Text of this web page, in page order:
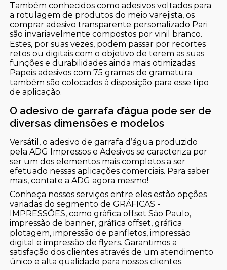
Também conhecidos como adesivos voltados para
a rotulagem de produtos do meio varejista, os
comprar adesivo transparente personalizado Pari
são invariavelmente compostos por vinil branco.
Estes, por suas vezes, podem passar por recortes
retos ou digitais com o objetivo de terem as suas
funções e durabilidades ainda mais otimizadas.
Papeis adesivos com 75 gramas de gramatura
também são colocados à disposição para esse tipo
de aplicação.
O adesivo de garrafa d’água pode ser de
diversas dimensões e modelos
Versátil, o adesivo de garrafa d’água produzido
pela ADG Impressos e Adesivos se caracteriza por
ser um dos elementos mais completos a ser
efetuado nessas aplicações comerciais. Para saber
mais, contate a ADG agora mesmo!
Conheça nossos serviços entre eles estão opções
variadas do segmento de GRÁFICAS -
IMPRESSÕES, como gráfica offset São Paulo,
impressão de banner, gráfica offset, gráfica
plotagem, impressão de panfletos, impressão
digital e impressão de flyers. Garantimos a
satisfação dos clientes através de um atendimento
único e alta qualidade para nossos clientes.